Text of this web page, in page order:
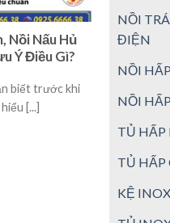
Nồi Nấu Hủ
Ý Điều Gì?
biết trước khi
[...]
NỒI
ĐIỆN
NỒI
NỒI
TỦ HẤP
TỦ HẤP
KỆ INOX